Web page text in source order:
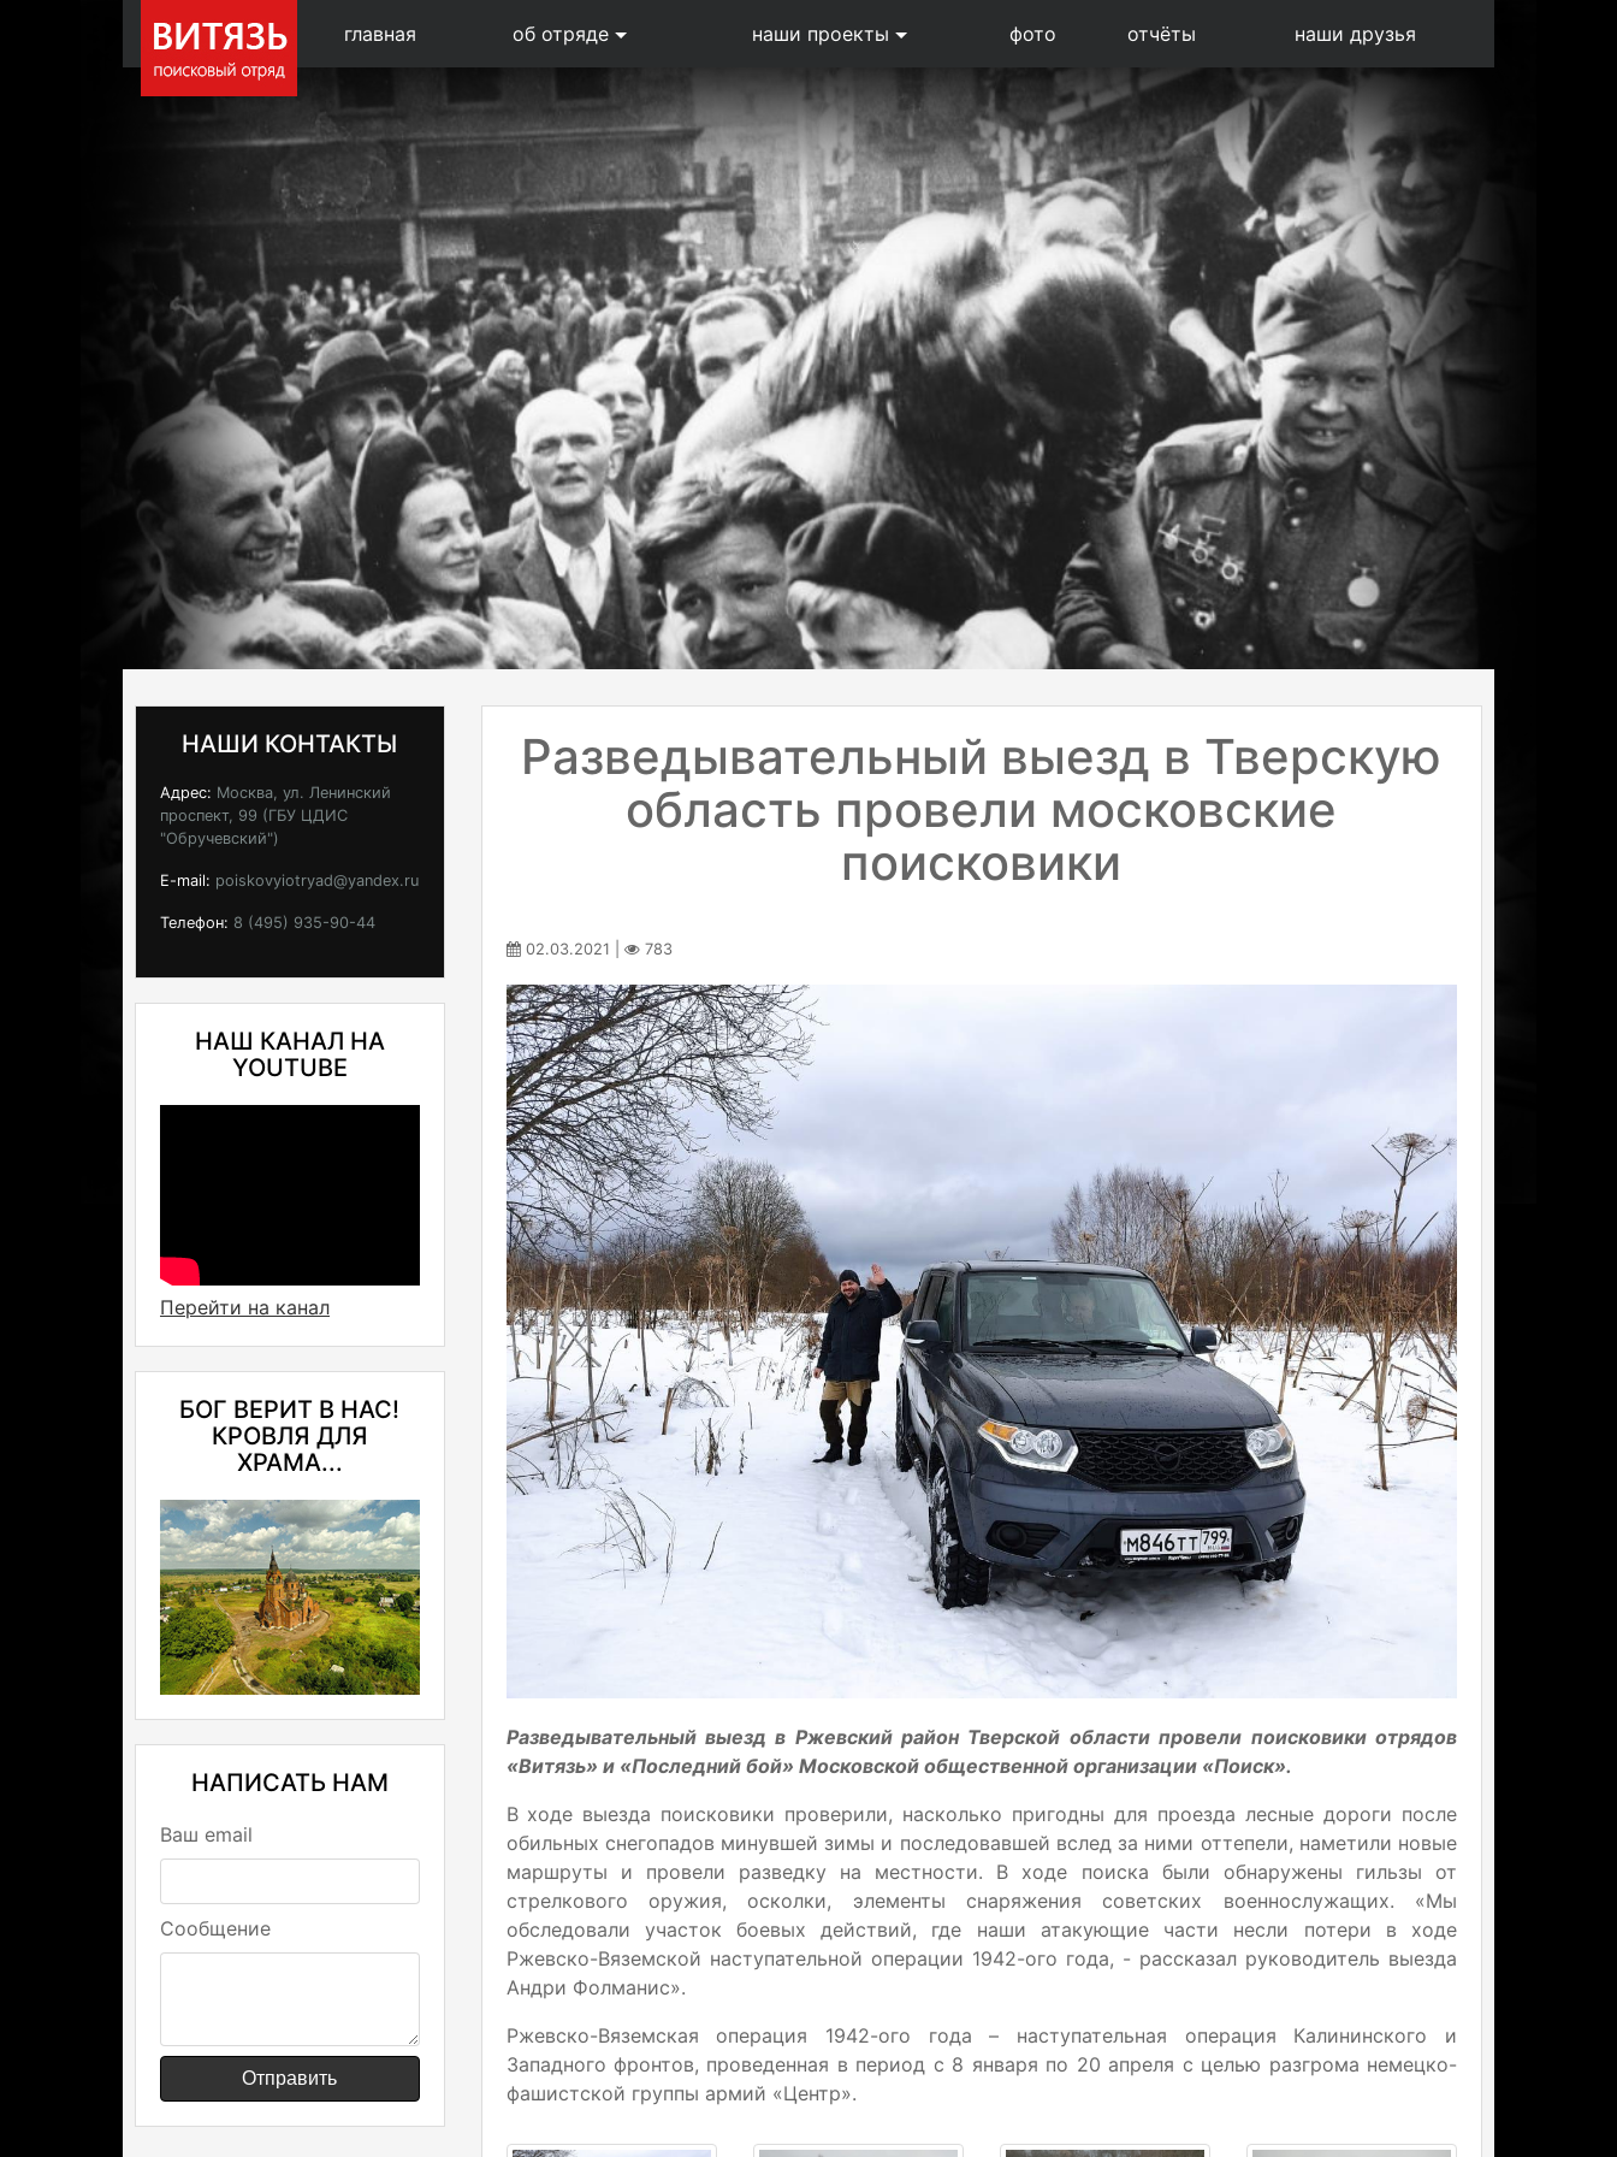
главная об отряде наши проекты фото отчёты наши друзья
НАШИ КОНТАКТЫ
Адрес: Москва, ул. Ленинский
проспект, 99 (ГБУ ЦДИС
"Обручевский")
E-mail: poiskovyiotryad@yandex.ru
Телефон: 8 (495) 935-90-44
НАШ КАНАЛ НА
YOUTUBE
Перейти на канал
БОГ ВЕРИТ В НАС!
КРОВЛЯ ДЛЯ
ХРАМА...
НАПИСАТЬ НАМ
Ваш email
Сообщение
Отправить
Разведывательный выезд в Тверскую
область провели московские
поисковики
02.03.2021 | 783
Разведывательный выезд в Ржевский район Тверской области провели поисковики отрядов
«Витязь» и «Последний бой» Московской общественной организации «Поиск».
В ходе выезда поисковики проверили, насколько пригодны для проезда лесные дороги после
обильных снегопадов минувшей зимы и последовавшей вслед за ними оттепели, наметили новые
маршруты и провели разведку на местности. В ходе поиска были обнаружены гильзы от
стрелкового оружия, осколки, элементы снаряжения советских военнослужащих. «Мы
обследовали участок боевых действий, где наши атакующие части несли потери в ходе
Ржевско-Вяземской наступательной операции 1942-ого года, - рассказал руководитель выезда
Андри Фолманис».
Ржевско-Вяземская операция 1942-ого года – наступательная операция Калининского и
Западного фронтов, проведенная в период с 8 января по 20 апреля с целью разгрома немецко-
фашистской группы армий «Центр».